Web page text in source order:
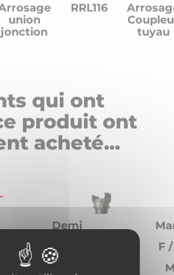
union
jonction
RRL116
tuyau
qui ont
produit ont
acheté...
Demi
Raccord
Rapide
F